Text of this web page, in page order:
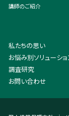
講師のご紹介
私たちの思い
お悩み別ソリューショ
調査研究
お問い合わせ